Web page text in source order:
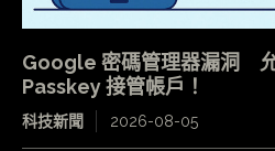
Google 密碼管理器漏洞
Passkey 接管帳戶！
科技新聞 2026-08-05